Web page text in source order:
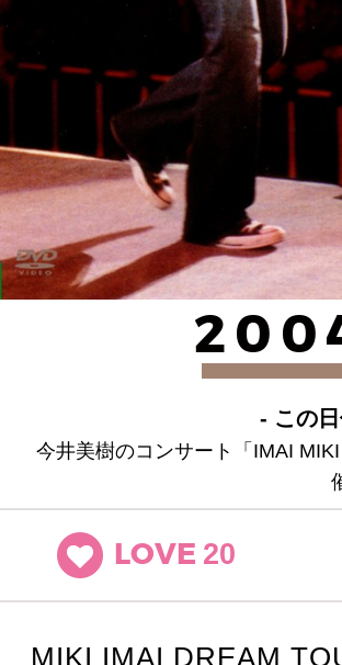
- この
今井美樹のコンサート「IMAI
LOVE 20
MIKI IMAI DREAM